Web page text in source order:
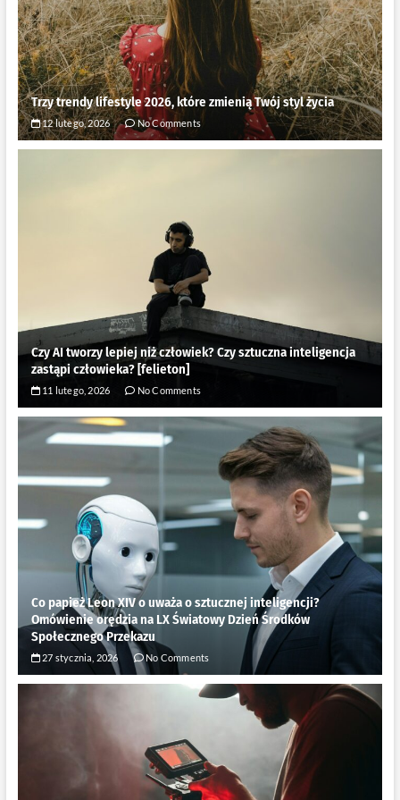
Trzy trendy lifestyle 2026, które zmienią Twój styl życia
12 lutego, 2026 No Comments
Czy AI tworzy lepiej niż człowiek? Czy sztuczna inteligencja
zastąpi człowieka? [felieton]
11 lutego, 2026 No Comments
Co papież Leon XIV o uważa o sztucznej inteligencji?
Omówienie orędzia na LX Światowy Dzień Środków
Społecznego Przekazu
27 stycznia, 2026 No Comments